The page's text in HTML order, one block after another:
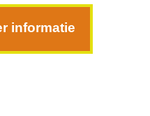
informatie